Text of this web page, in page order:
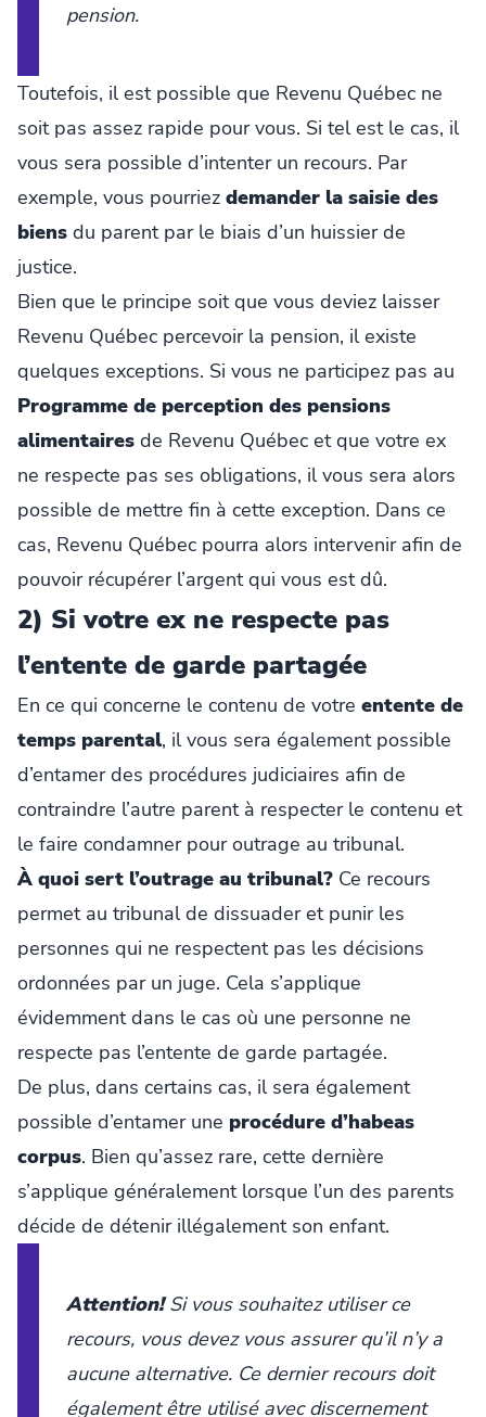
pension.
Toutefois, il est possible que Revenu Québec ne
soit pas assez rapide pour vous. Si tel est le cas, il
vous sera possible d’intenter un recours. Par
exemple, vous pourriez demander la saisie des
biens du parent par le biais d’un huissier de
justice.
Bien que le principe soit que vous deviez laisser
Revenu Québec percevoir la pension, il existe
quelques exceptions. Si vous ne participez pas au
Programme de perception des pensions
alimentaires de Revenu Québec et que votre ex
ne respecte pas ses obligations, il vous sera alors
possible de mettre fin à cette exception. Dans ce
cas, Revenu Québec pourra alors intervenir afin de
pouvoir récupérer l’argent qui vous est dû.
2) Si votre ex ne respecte pas
l’entente de garde partagée
En ce qui concerne le contenu de votre entente de
temps parental, il vous sera également possible
d’entamer des procédures judiciaires afin de
contraindre l’autre parent à respecter le contenu et
le faire condamner pour outrage au tribunal.
À quoi sert l’outrage au tribunal? Ce recours
permet au tribunal de dissuader et punir les
personnes qui ne respectent pas les décisions
ordonnées par un juge. Cela s’applique
évidemment dans le cas où une personne ne
respecte pas l’entente de garde partagée.
De plus, dans certains cas, il sera également
possible d’entamer une procédure d’habeas
corpus. Bien qu’assez rare, cette dernière
s’applique généralement lorsque l’un des parents
décide de détenir illégalement son enfant.
Attention!Si vous souhaitez utiliser ce
recours, vous devez vous assurer qu’il n’y a
aucune alternative. Ce dernier recours doit
également être utilisé avec discernement